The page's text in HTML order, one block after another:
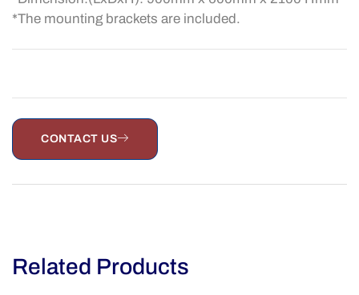
*The mounting brackets are included.
CONTACT US
Related Products